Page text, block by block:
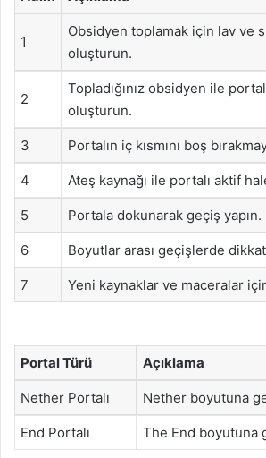
1
Obsidyen toplamak için lav ve
oluşturun.
2
Topladığınız obsidyen ile
oluşturun.
3 Portalın iç kısmını boş
4 Ateş kaynağı ile portalı aktif
5 Portala dokunarak geçiş yapın.
6 Boyutlar arası geçişlerde
7 Yeni kaynaklar ve maceralar
Portal Türü Açıklama
Nether Portalı Nether boyutuna
End Portalı The End boyutuna